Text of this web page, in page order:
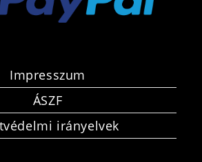
Impresszum
ÁSZF
irányelvek